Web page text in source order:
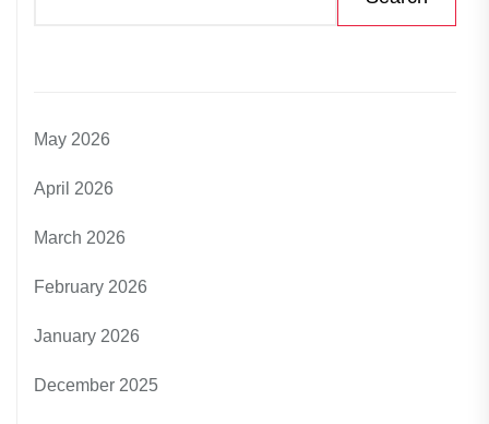
May 2026
April 2026
March 2026
February 2026
January 2026
December 2025